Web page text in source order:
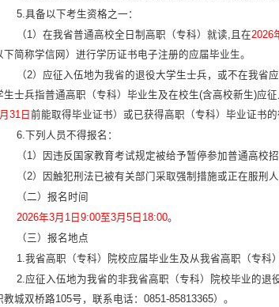
5.具备以下考生资格之一：
（1）在我省普通高校全日制高职（专科）就读,且在2026
下简称学信网）进行学历证书电子注册的应届毕业生。
（2）应征入伍地为我省的退役大学生士兵，或不在我
生士兵指普通高职（专科）毕业生及在校生(含高校新生)应
31日前能取得毕业证书）或已获得高职（专科）毕业证书的
6.下列人员不得报名：
（1）因违反国家教育考试规定被给予暂停参加普通高校
（2）因触犯刑法已被有关部门采取强制措施或正在服刑人
（二）报名时间
2026年3月1日9:00至3月5日18:00。
（三）报名地点
1.我省高职（专科）院校应届毕业生及从我省高职（专科
2.应征入伍地为我省的非我省高职（专科）院校毕业的
教城双桥路105号，联系电话：0851-85813365）。